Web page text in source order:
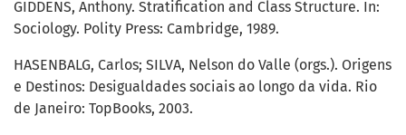
GIDDENS, Anthony. Stratification and Class Structure. In:
Sociology. Polity Press: Cambridge, 1989.
HASENBALG, Carlos; SILVA, Nelson do Valle (orgs.). Origens
e Destinos: Desigualdades sociais ao longo da vida. Rio
de Janeiro: TopBooks, 2003.